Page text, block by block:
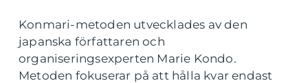
Konmari-metoden utvecklades av den
japanska författaren och
organiseringsexperten Marie Kondo.
Metoden fokuserar på att hålla kvar endast